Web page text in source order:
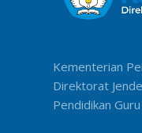
Kementerian
Direktorat
Pendidikan Guru